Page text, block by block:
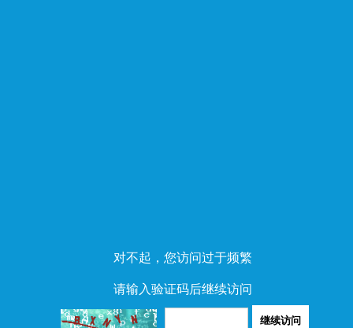
对不起，您访问过于频繁
请输入验证码后继续访问
继续访问